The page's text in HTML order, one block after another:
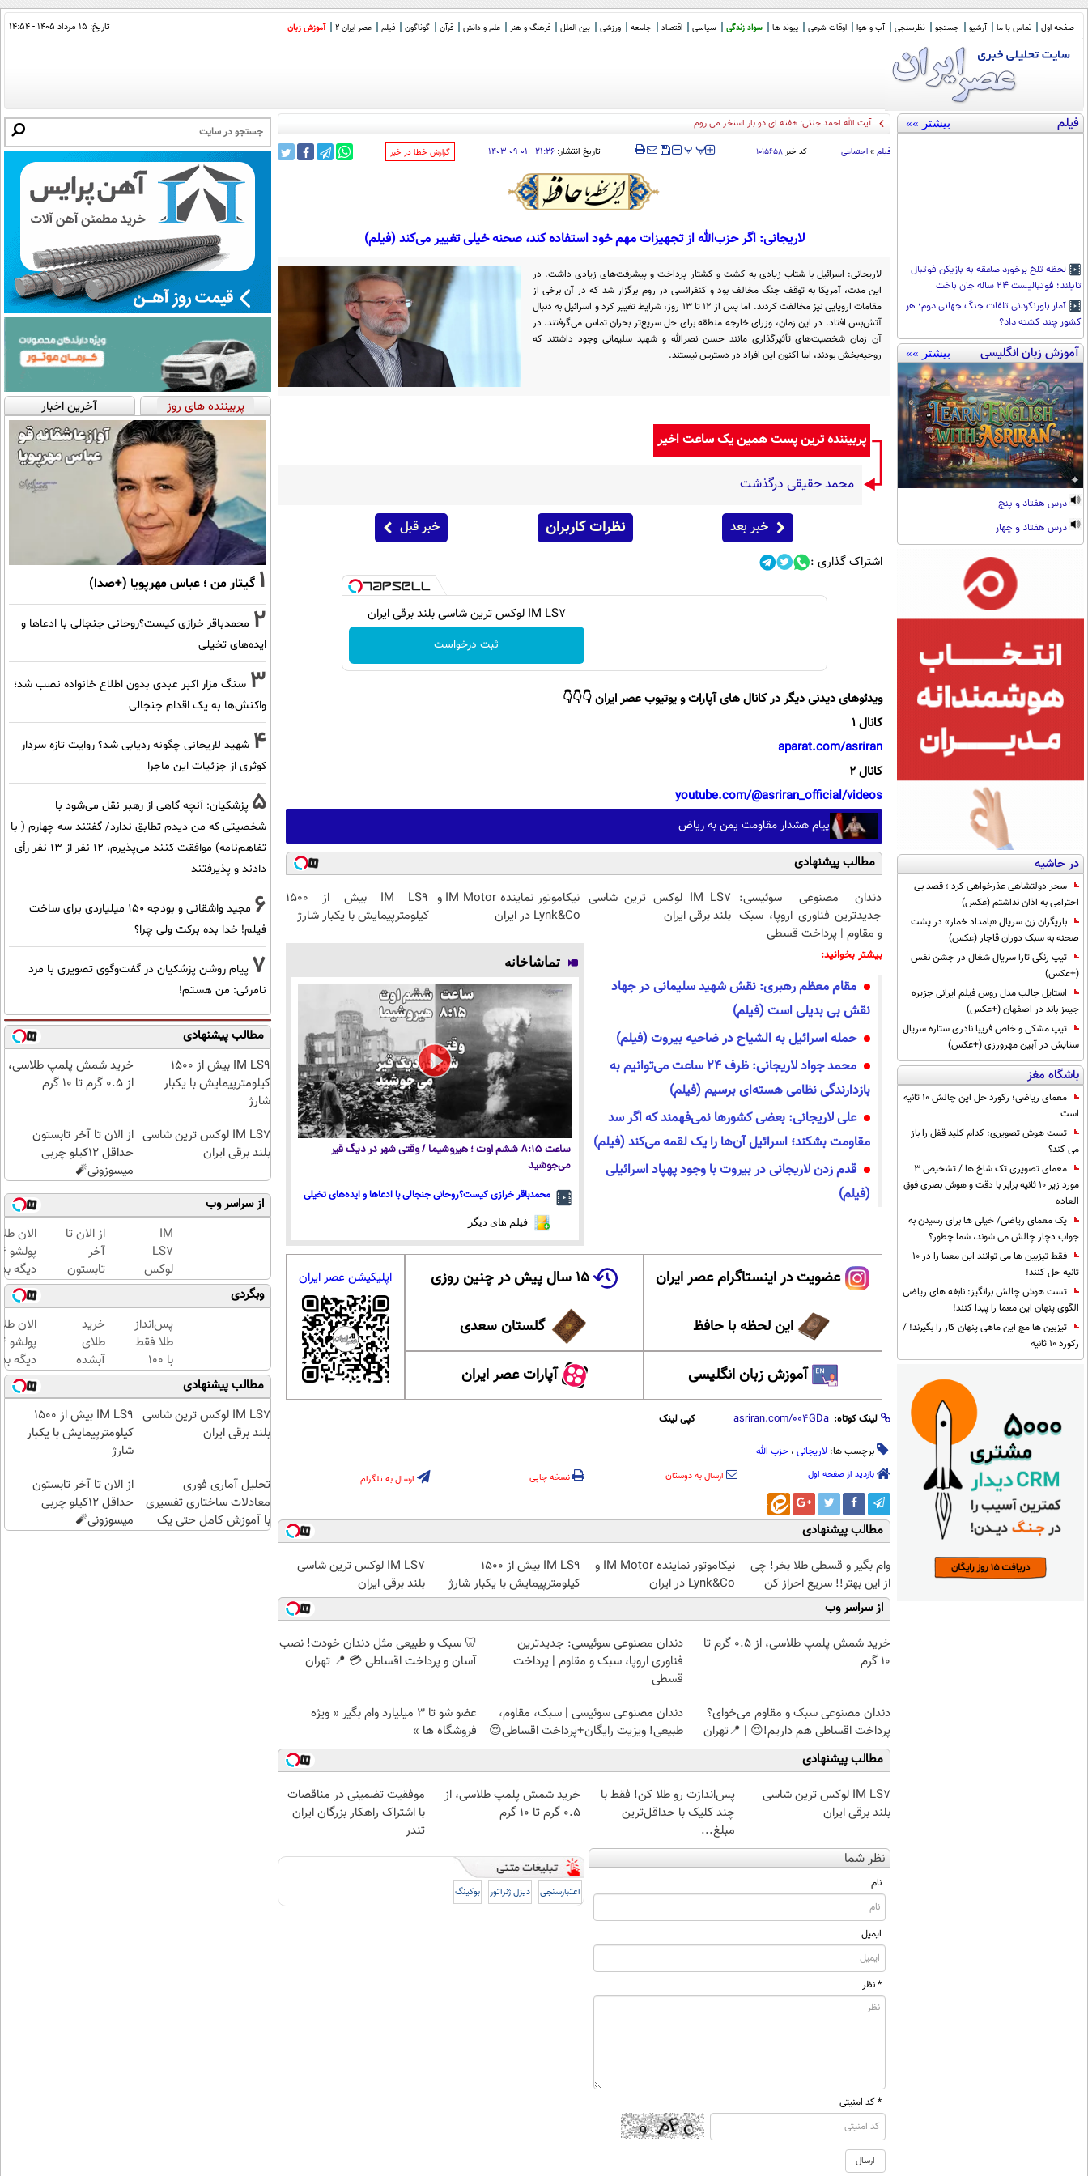
صفحه اول تماس با ما آرشیو جستجو نظرسنجی آب و هوا اوقات شرعی پیوند ها سواد زندگی سیاسی اقتصاد جامعه ورزشی بین الملل فرهنگ و هنر علم و دانش قرآن گوناگون فیلم عصر ایران 2 آموزش زبان تاریخ: ۱۵ مرداد ۱۴۰۵ - ۱۴:۵۴
فیلم بیشتر »»
لحظه تلخ برخورد صاعقه به بازیکن فوتبال
تایلند؛ فوتبالیست ۲۴ ساله جان باخت
آمار باورنکردنی تلفات جنگ جهانی دوم؛ هر
کشور چند کشته داد؟
آموزش زبان انگلیسی بیشتر »»
درس هفتاد و پنج
درس هفتاد و چهار
در حاشیه
سحر دولتشاهی عذرخواهی کرد ؛ قصد بی
احترامی به اذان نداشتم (عکس)
بازیگران زن سریال «بامداد خمار» در پشت
صحنه به سبک دوران قاجار (عکس)
تیپ رنگی تارا سریال شغال در جشن نفس
(+عکس)
استایل جالب مدل روس فیلم ایرانی جزیره
جیمز باند در اصفهان (+عکس)
تیپ مشکی و خاص فریبا نادری ستاره سریال
ستایش در آیین مهرورزی (+عکس)
باشگاه مغز
معمای ریاضی؛ رکورد حل این چالش 10 ثانیه
است
تست هوش تصویری: کدام کلید قفل را باز
می کند؟
معمای تصویری تک شاخ ها / تشخیص 3
مورد زیر 10 ثانیه برابر با دقت و هوش بصری فوق
العاده
یک معمای ریاضی/ خیلی ها برای رسیدن به
جواب دچار چالش می شوند، شما چطور؟
فقط تیزبین ها می توانند این معما را در 10
ثانیه حل کنند!
تست هوش چالش برانگیز: نابغه های ریاضی
الگوی پنهان این معما را پیدا کنند!
تیزبین ها مچ این ماهی پنهان کار را بگیرند! /
رکورد 10 ثانیه
50 سال _
فیلم » اجتماعی کد خبر۱۰۱۵۶۵۸ ‍‍‍ پپ تاریخ انتشار: ۲۱:۲۶ - ۰۱-۰۹-۱۴۰۳ ‌گزارش خطا در خبر
لاریجانی: اگر حزب‌الله از تجهیزات مهم خود استفاده کند، صحنه خیلی تغییر می‌کند (فیلم)
لاریجانی: اسرائیل با شتاب زیادی به کشت و کشتار پرداخت و پیشرفت‌های زیادی داشت. در
این مدت، آمریکا به توقف جنگ مخالف بود و کنفرانسی در روم برگزار شد که در آن برخی از
مقامات اروپایی نیز مخالفت کردند. اما پس از ۱۲ تا ۱۳ روز، شرایط تغییر کرد و اسرائیل به دنبال
آتش‌بس افتاد. در این زمان، وزرای خارجه منطقه برای حل سریع‌تر بحران تماس می‌گرفتند. در
آن زمان شخصیت‌های تأثیرگذاری مانند حسن نصرالله و شهید سلیمانی وجود داشتند که
روحیه‌بخش بودند، اما اکنون این افراد در دسترس نیستند.
پربیننده ترین پست همین یک ساعت اخیر
محمد حقیقی درگذشت
خبر بعد نظرات کاربران خبر قبل
اشتراک گذاری :
IM LS7 لوکس ترین شاسی بلند برقی ایران
ثبت درخواست
ویدئوهای دیدنی دیگر در کانال های آپارات و یوتیوب عصر ایران 👇👇👇
کانال 1
aparat.com/asriran
کانال 2
youtube.com/@asriran_official/videos
پیام هشدار مقاومت یمن به ریاض
مطالب پیشنهادی
دندان مصنوعی سوئیسی:
جدیدترین فناوری اروپا، سبک
و مقاوم | پرداخت قسطی
IM LS7 لوکس ترین شاسی
بلند برقی ایران
نیکاموتور نماینده IM Motor و
Lynk&Co در ایران
IM LS9 بیش از 1500
کیلومترپیمایش با یکبار شارژ
بیشتر بخوانید:
مقام معظم رهبری: نقش شهید سلیمانی در جهاد
نقش بی بدیلی است (فیلم)
حمله اسرائیل به الشیاح در ضاحیه بیروت (فیلم)
محمد جواد لاریجانی: ظرف ۲۴ ساعت می‌توانیم به
بازدارندگی نظامی هسته‌ای برسیم (فیلم)
علی لاریجانی: بعضی کشور‌ها نمی‌فهمند که اگر سد
مقاومت بشکند؛ اسرائیل آن‌ها را یک لقمه می‌کند (فیلم)
قدم زدن لاریجانی در بیروت با وجود پهپاد اسرائیلی
(فیلم)
تماشاخانه
ساعت ۸:۱۵ ششم اوت ؛ هیروشیما / وقتی شهر در دیگ قیر
می‌جوشید
محمدباقر خرازی کیست؟روحانی جنجالی با ادعاها و ایده‌های تخیلی
فیلم های دیگر
عضویت در اینستاگرام عصر ایران ۱۵ سال پیش در چنین روزی
این لحظه با حافظ گلستان سعدی
آموزش زبان انگلیسی آپارات عصر ایران
اپلیکیشن عصر ایران
لینک کوتاه: کپی لینک
برچسب ها: لاریجانی ، حزب الله
بازدید از صفحه اول ارسال به دوستان نسخه چاپی ارسال به تلگرام
مطالب پیشنهادی
وام بگیر و قسطی طلا بخر! چی
از این بهتر!! سریع احراز کن
نیکاموتور نماینده IM Motor و
Lynk&Co در ایران
IM LS9 بیش از 1500
کیلومترپیمایش با یکبار شارژ
IM LS7 لوکس ترین شاسی
بلند برقی ایران
از سراسر وب
خرید شمش پلمپ طلاسی، از ۰.۵ گرم تا
۱۰ گرم
دندان مصنوعی سوئیسی: جدیدترین
فناوری اروپا، سبک و مقاوم | پرداخت
قسطی
🦷 سبک و طبیعی مثل دندان خودت! نصب
آسان و پرداخت اقساطی 💳 📍 تهران
دندان مصنوعی سبک و مقاوم می‌خوای؟
پرداخت اقساطی هم داریم!😍 | 📍تهران
دندان مصنوعی سوئیسی | سبک، مقاوم،
طبیعی! ویزیت رایگان+پرداخت اقساطی😍
عضو شو تا 3 میلیارد وام بگیر « ویژه
فروشگاه ها »
مطالب پیشنهادی
IM LS7 لوکس ترین شاسی
بلند برقی ایران
پس‌اندازت رو طلا کن! فقط با
چند کلیک با حداقل‌ترین
مبلغ...
خرید شمش پلمپ طلاسی، از
۰.۵ گرم تا ۱۰ گرم
موفقیت تضمینی در مناقصات
با اشتراک راهکار بزرگان ایران
تندر
نظر شما
نام
ایمیل
* نظر
* کد امنیتی
اعتبارسنجی دیزل ژنراتور بوکینگ
پربیننده های روز آخرین اخبار
1 گیتار من ؛ عباس مهرپویا (+صدا)
2 محمدباقر خرازی کیست؟روحانی جنجالی با ادعاها و
ایده‌های تخیلی
3 سنگ مزار اکبر عبدی بدون اطلاع خانواده نصب شد؛
واکنش‌ها به یک اقدام جنجالی
4 شهید لاریجانی چگونه ردیابی شد؟ روایت تازه سردار
کوثری از جزئیات این ماجرا
5 پزشکیان‌: آنچه گاهی از رهبر نقل می‌شود با
شخصیتی که من دیدم تطابق ندارد/ گفتند سه چهارم ( با
تفاهم‌نامه) موافقت کنند می‌پذیرم، 12 نفر از 13 نفر رأی
دادند و پذیرفتند
6
مجید واشقانی و بودجه 150 میلیاردی برای ساخت
فیلم! خدا بده برکت ولی چرا؟
7 پیام روشن پزشکیان در گفت‌و‌گوی تصویری با مرد
نامرئی: من هستم!
مطالب پیشنهادی
IM LS9 بیش از 1500
کیلومترپیمایش با یکبار
شارژ
خرید شمش پلمپ طلاسی،
از ۰.۵ گرم تا ۱۰ گرم
IM LS7 لوکس ترین شاسی
بلند برقی ایران
از الان تا آخر تابستون
حداقل 12کیلو چربی
میسوزونی🧨
از سراسر وب
IM
LS7
لوکس
ترین
شاسی
بلند
برقی
ایران
از الان تا
آخر
تابستون
حداقل
12کیلو
چربی
میسوزونی
🧨
الان
دیگه
طلا با
بی‌بهره
وبگردی
پس‌انداز
طلا فقط
با ۱۰۰
هزارتومان
(امن و
راحت)
خرید
طلای
آبشده
حتی با
۱۰۰هزارتومان
الان
دیگه
طلا با
بی‌بهره
مطالب پیشنهادی
IM LS7 لوکس ترین شاسی
بلند برقی ایران
IM LS9 بیش از 1500
کیلومترپیمایش با یکبار
شارژ
تحلیل آماری فوری
معادلات ساختاری تفسیری
با آموزش کامل حتی یک
از الان تا آخر تابستون
حداقل 12کیلو چربی
میسوزونی🧨